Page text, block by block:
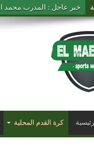
خبر عاجل : المدرب محمد
كرة القدم المحلية